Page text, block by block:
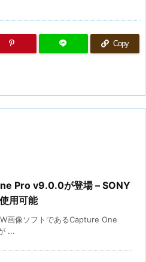
Copy
Pro v9.0.0が登場 – SONY
用可能
画像ソフトであるCapture One
...